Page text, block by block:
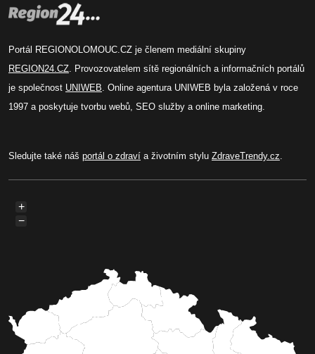
Portál REGIONOLOMOUC.CZ je členem mediální skupiny
REGION24.CZ . Provozovatelem sítě regionálních a informačních portálů
je společnost UNIWEB . Online agentura UNIWEB byla založená v roce
1997 a poskytuje tvorbu webů, SEO služby a online marketing.
Sledujte také náš portál o zdraví a životním stylu ZdraveTrendy.cz
+
−